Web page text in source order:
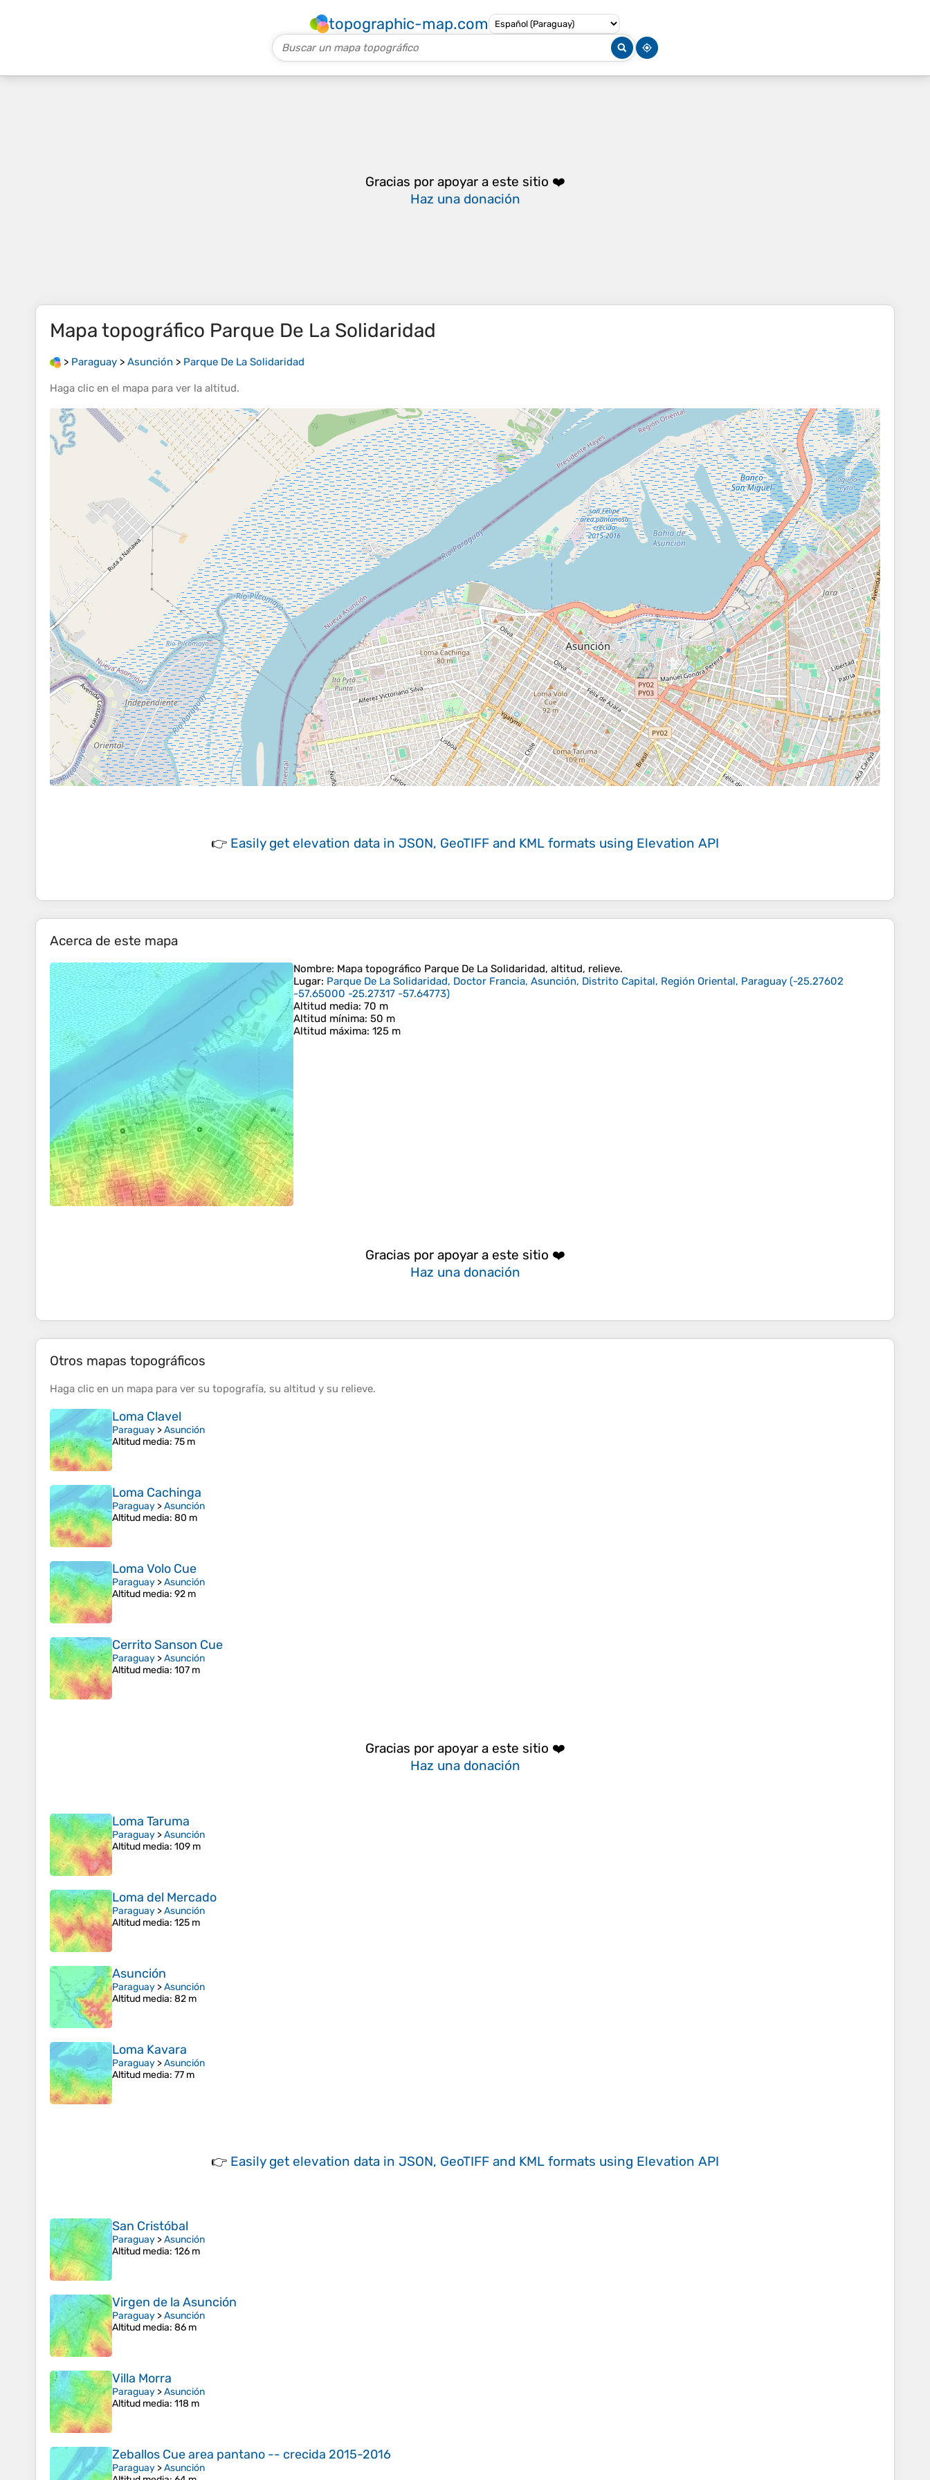
topographic-map.com
Gracias por apoyar a este sitio ❤️
Haz una donación
Mapa topográfico Parque De La Solidaridad
> Paraguay > Asunción > Parque De La Solidaridad
Haga clic en el mapa para ver la altitud.
👉 Easily get elevation data in JSON, GeoTIFF and KML formats using Elevation API
Acerca de este mapa
Nombre: Mapa topográfico Parque De La Solidaridad, altitud, relieve.
Lugar: Parque De La Solidaridad, Doctor Francia, Asunción, Distrito Capital, Región Oriental, Paraguay (-25.27602
-57.65000 -25.27317 -57.64773)
Altitud media: 70 m
Altitud mínima: 50 m
Altitud máxima: 125 m
Gracias por apoyar a este sitio ❤️
Haz una donación
Otros mapas topográficos
Haga clic en un mapa para ver su topografía, su altitud y su relieve.
Loma Clavel
Paraguay >Asunción
Altitud media: 75 m
Loma Cachinga
Paraguay >Asunción
Altitud media: 80 m
Loma Volo Cue
Paraguay >Asunción
Altitud media: 92 m
Cerrito Sanson Cue
Paraguay >Asunción
Altitud media: 107 m
Gracias por apoyar a este sitio ❤️
Haz una donación
Loma Taruma
Paraguay >Asunción
Altitud media: 109 m
Loma del Mercado
Paraguay >Asunción
Altitud media: 125 m
Asunción
Paraguay >Asunción
Altitud media: 82 m
Loma Kavara
Paraguay >Asunción
Altitud media: 77 m
👉 Easily get elevation data in JSON, GeoTIFF and KML formats using Elevation API
San Cristóbal
Paraguay >Asunción
Altitud media: 126 m
Virgen de la Asunción
Paraguay >Asunción
Altitud media: 86 m
Villa Morra
Paraguay >Asunción
Altitud media: 118 m
Zeballos Cue area pantano -- crecida 2015-2016
Paraguay >Asunción